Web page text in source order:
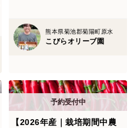
熊本県菊池郡菊陽町原水
こびらオリーブ園
【2026年産｜栽培期間中農